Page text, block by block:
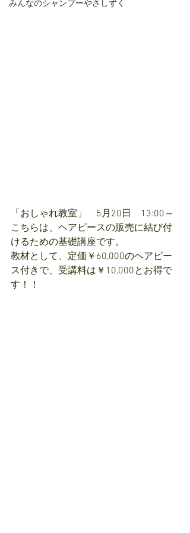
みんなのシャンプーやさしずく
「おしゃれ教室」　5月20日　13:00～
こちらは、ヘアピースの販売に結び付
けるための基礎講座です。
教材として、定価￥60,000のヘアピー
ス付きで、受講料は￥10,000とお得で
す！！